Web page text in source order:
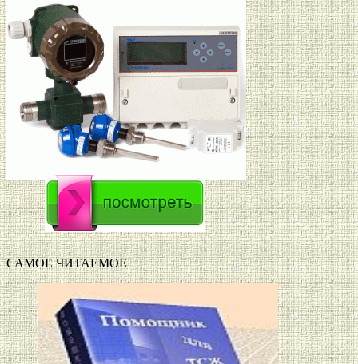
САМОЕ ЧИТАЕМОЕ